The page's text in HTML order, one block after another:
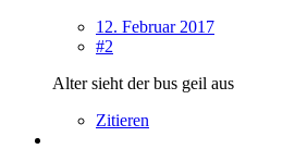
12. Februar 2017
#2
Alter sieht der bus geil aus
Zitieren